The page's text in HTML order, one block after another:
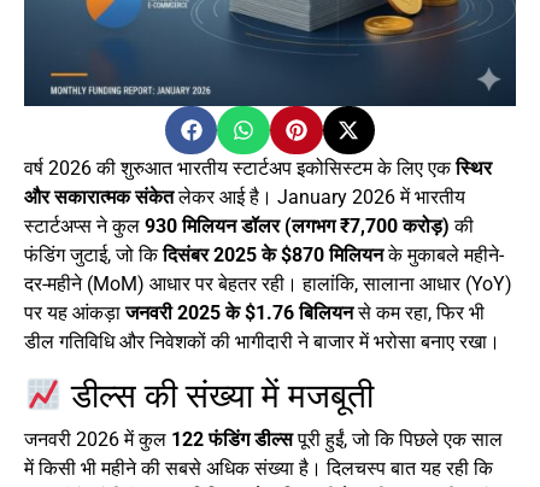
वर्ष 2026 की शुरुआत भारतीय स्टार्टअप इकोसिस्टम के लिए एकस्थिर
और सकारात्मक संकेतलेकर आई है। January 2026 में भारतीय
स्टार्टअप्स ने कुल 930 मिलियन डॉलर (लगभग ₹7,700 करोड़) की
फंडिंग जुटाई, जो किदिसंबर 2025 के $870 मिलियनके मुकाबले महीने-
दर-महीने (MoM) आधार पर बेहतर रही। हालांकि, सालाना आधार (YoY)
पर यह आंकड़ाजनवरी 2025 के $1.76 बिलियनसे कम रहा, फिर भी
डील गतिविधि और निवेशकों की भागीदारी ने बाजार में भरोसा बनाए रखा।
डील्स की संख्या में मजबूती
जनवरी 2026 में कुल 122 फंडिंग डील्सपूरी हुईं, जो कि पिछले एक साल
में किसी भी महीने की सबसे अधिक संख्या है। दिलचस्प बात यह रही कि